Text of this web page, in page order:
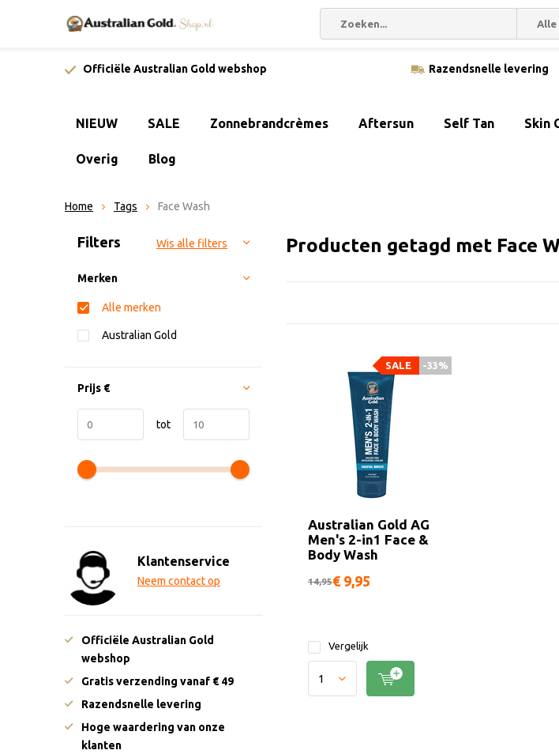
Alle
Officiële Australian Gold webshop Razendsnelle levering
NIEUW SALE Zonnebrandcrèmes Aftersun Self Tan Skin
Overig Blog
Home Tags Face Wash
Producten getagd met Face
Australian Gold AG
Men's 2-in1 Face &
Body Wash
-33%
SALE
14,95€ 9,95
Vergelijk
Sorteren op:
Filters Wis alle filters
Merken
Alle merken
Australian Gold
Prijs €
tot
Klantenservice
Neem contact op
Officiële Australian Gold
webshop
Gratis verzending vanaf € 49
Razendsnelle levering
Hoge waardering van onze
klanten